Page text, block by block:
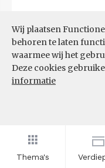
Thema's
Wij plaatsen
behoren te laten
waarmee wij het
Deze cookies
informatie